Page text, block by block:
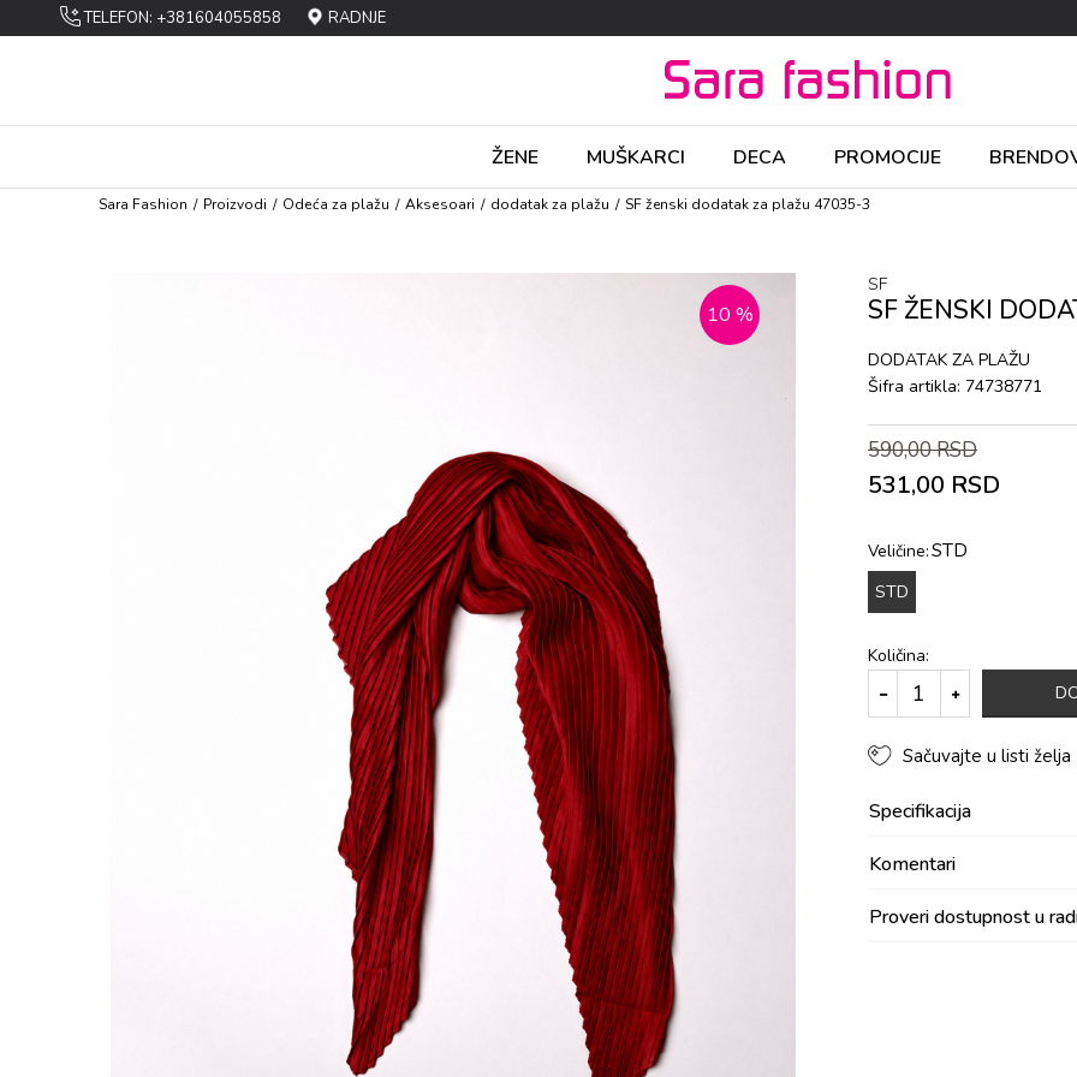
TELEFON: +381604055858 RADNJE
ŽENE MUŠKARCI DECA PROMOCIJE
Sara Fashion Proizvodi Оdеća za plažu Aksеsоari dоdatak za plažu SF ženski dоdatak za plažu 47035-3
10 %
SF
SF ŽENSKI
DОDATAK ZA PLAŽU
Šifra artikla: 74738771
590,00RSD
531,00 RSD
Veličine:STD
STD
Količina:
Sačuvajte u listi želja
Specifikacija
Komentari
Proveri dostupnost u